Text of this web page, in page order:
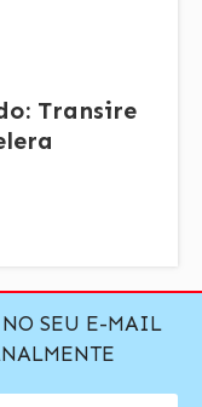
Transire
NO SEU E-MAIL